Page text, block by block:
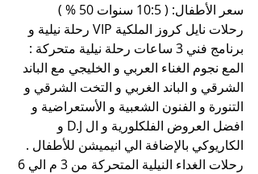
سعر الأطفال: ( 10:5 سنوات 50 % )
رحلات نايل كروز الملكية VIP رحلة نيلية و
برنامج فني 3 ساعات رحلة نيلية متحركة :
المع نجوم الغناء العربي و الخليجي مع الباند
الشرقي و الباند الغربي و التخت الشرقي و
التنورة و الفنون الشعبية و الأستعراضية و
افضل العروض الفلكلورية و ال D.J و
الكاريوكي بالإضافة الي انيميشن للأطفال .